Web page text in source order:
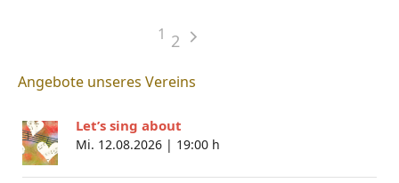
1 2
Angebote unseres Vereins
Let’s sing about
Mi. 12.08.2026 | 19:00 h